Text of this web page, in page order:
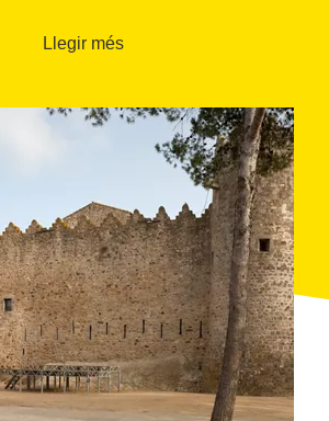
gener de 2023
de Calonge i Sant Antoni
Llegir més